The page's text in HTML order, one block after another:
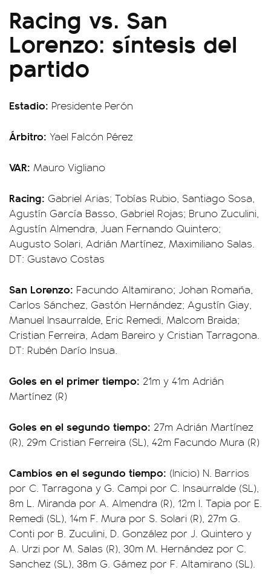
Racing vs. San
Lorenzo: síntesis del
partido
Estadio: Presidente Perón
Árbitro: Yael Falcón Pérez
VAR: Mauro Vigliano
Racing: Gabriel Arias; Tobías Rubio, Santiago Sosa,
Agustín García Basso, Gabriel Rojas; Bruno Zuculini,
Agustín Almendra, Juan Fernando Quintero;
Augusto Solari, Adrián Martínez, Maximiliano Salas.
DT: Gustavo Costas
San Lorenzo: Facundo Altamirano; Johan Romaña,
Carlos Sánchez, Gastón Hernández; Agustín Giay,
Manuel Insaurralde, Eric Remedi, Malcom Braida;
Cristian Ferreira, Adam Bareiro y Cristian Tarragona.
DT: Rubén Darío Insua.
Goles en el primer tiempo: 21m y 41m Adrián
Martínez (R)
Goles en el segundo tiempo: 27m Adrián Martínez
(R), 29m Cristian Ferreira (SL), 42m Facundo Mura (R)
Cambios en el segundo tiempo: (Inicio) N. Barrios
por C. Tarragona y G. Campi por C. Insaurralde (SL),
8m L. Miranda por A. Almendra (R), 12m I. Tapia por E.
Remedi (SL), 14m F. Mura por S. Solari (R), 27m G.
Conti por B. Zuculini, D. González por J. Quintero y
A. Urzi por M. Salas (R), 30m M. Hernández por C.
Sanchez (SL), 38m G. Gámez por F. Altamirano (SL).